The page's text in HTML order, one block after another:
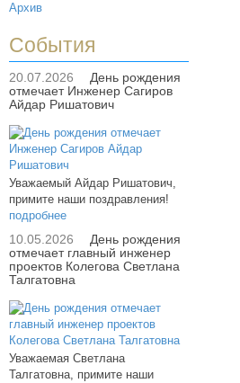
Архив
События
20.07.2026
День рождения
отмечает Инженер Сагиров
Айдар Ришатович
Уважаемый Айдар Ришатович,
примите наши поздравления!
подробнее
10.05.2026
День рождения
отмечает главный инженер
проектов Колегова Светлана
Талгатовна
Уважаемая Светлана
Талгатовна, примите наши